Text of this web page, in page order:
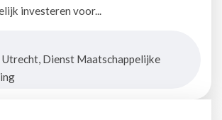
investeren voor...
Utrecht, Dienst Maatschappelijke